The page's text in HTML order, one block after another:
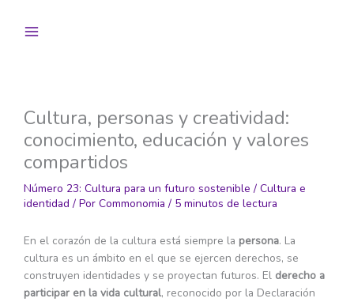
Cultura, personas y creatividad:
conocimiento, educación y valores
compartidos
Número 23: Cultura para un futuro sostenible / Cultura e
identidad / Por Commonomia / 5 minutos de lectura
En el corazón de la cultura está siempre la persona. La
cultura es un ámbito en el que se ejercen derechos, se
construyen identidades y se proyectan futuros. El derecho a
participar en la vida cultural, reconocido por la Declaración